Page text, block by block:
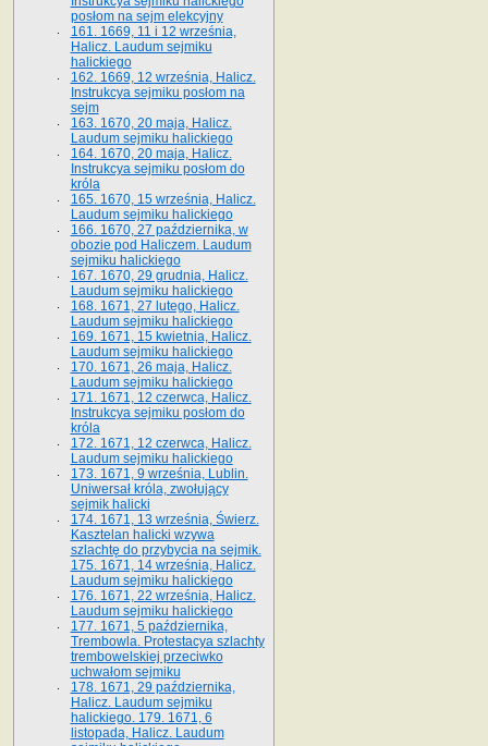
posłom na sejm elekcyjny
161. 1669, 11 i 12 września,
Halicz. Laudum sejmiku
halickiego
162. 1669, 12 września, Halicz.
Instrukcya sejmiku posłom na
sejm
163. 1670, 20 maja, Halicz.
Laudum sejmiku halickiego
164. 1670, 20 maja, Halicz.
Instrukcya sejmiku posłom do
króla
165. 1670, 15 września, Halicz.
Laudum sejmiku halickiego
166. 1670, 27 października, w
obozie pod Haliczem. Laudum
sejmiku halickiego
167. 1670, 29 grudnia, Halicz.
Laudum sejmiku halickiego
168. 1671, 27 lutego, Halicz.
Laudum sejmiku halickiego
169. 1671, 15 kwietnia, Halicz.
Laudum sejmiku halickiego
170. 1671, 26 maja, Halicz.
Laudum sejmiku halickiego
171. 1671, 12 czerwca, Halicz.
Instrukcya sejmiku posłom do
króla
172. 1671, 12 czerwca, Halicz.
Laudum sejmiku halickiego
173. 1671, 9 września, Lublin.
Uniwersał króla, zwołujący
sejmik halicki
174. 1671, 13 września, Świerz.
Kasztelan halicki wzywa
szlachtę do przybycia na sejmik.
175. 1671, 14 września, Halicz.
Laudum sejmiku halickiego
176. 1671, 22 września, Halicz.
Laudum sejmiku halickiego
177. 1671, 5 października,
Trembowla. Protestacya szlachty
trembowelskiej przeciwko
uchwałom sejmiku
178. 1671, 29 października,
Halicz. Laudum sejmiku
halickiego. 179. 1671, 6
listopada, Halicz. Laudum